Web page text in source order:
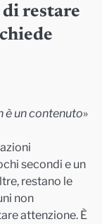
restare
è un contenuto»
secondi e un
restano le
non
attenzione. È